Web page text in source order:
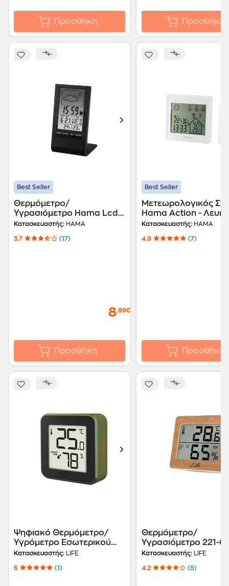
Προσθήκη Προσθήκη
Best Seller
Θερμόμετρο/
Υγρασιόμετρο Hama Lcd
Th100 - Μαύρο
Κατασκευαστής: HAMA
3.7 (17)
8,99€
Προσθήκη
Best Seller
Μετεωρολογικός
Hama Action -
Κατασκευαστής: HAMA
4.9 (7)
Προσθήκη
Ψηφιακό Θερμόμετρο/
Υγρόμετρο Εσωτερικού
Χώρου Life Alu Mini - Χακί
Κατασκευαστής: LIFE
5 (1)
Θερμόμετρο/
Υγρασιόμετρο 221-
Wes-107
Κατασκευαστής: LIFE
4.2 (5)